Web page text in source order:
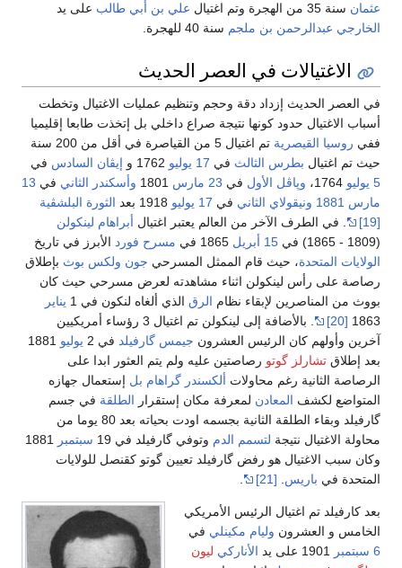
عثمان سنة 35 من الهجرة وتم اغتيال علي بن أبي طالب على يد
الخارجي عبدالرحمن بن ملجم سنة 40 للهجرة.
الاغتيالات في العصر الحديث
في العصر الحديث إزداد دقة وحجم وتنظيم عمليات الاغتيال وتخطت
أسباب الاغتيال حدود كونها نتيجة صراع داخلي بل إتخذت طابعا إقليميا
ففي روسيا القيصرية
تم اغتيال 5 من القياصرة في أقل من 200 سنة
حيث تم اغتيال بطرس الثالث في 17 يوليو إيڤان السادس في
5 يوليو
وپاڤل الأول في 23 مارس وأسكندر الثاني في 13
مارس 1881 ونيقولاي الثاني في 17 يوليو
الثورة البلشڤية
[19]
. في الطرف الآخر من العالم يعتبر اغتيال أبراهام لينكولن
(1809 - 1865) في
15 أبريل مسرح فورد الأبرز في تاريخ
الولايات المتحدة، حيث قام الممثل المسرحي جون ولكس بوث بإطلاق
رصاصة على رأس لينكولن اثناء مشاهدته لعرض مسرحي حيث كان
بووث من المناصرين لإبقاء نظام الرق الذي ألغاه لنكون في 1
يناير
1863
[20]
. بالأضافة إلى لينكولن تم اغتيال 3 رؤساء أمريكيين
آخرين وأولهم كان الرئيس العشرون جيمس گارفيلد في 2 يوليو 1881
بعد إطلاق تشارلز گوتو رصاصتين عليه ولم يتم العثور ابدا على
الرصاصة الثانية رغم محاولات ألكسندر گراهام بل إستعمال جهازه
المتواضع لكشف المعادن لمعرفة مكان إستقرار الطلقة في جسم
گارفيلد وبقاء الطلقة الثانية بجسمه اودت بحياته بعد 80 يوما من
محاولة الاغتيال نتيجة لتسمم الدم وتوفي گارفيلد في 19 سبتمبر
1881
وكان سبب الاغتيال هو رفض گارفيلد تعيين گوتو كقنصل للولايات
المتحدة في باريس [21]
بعد كارفيلد تم اغتيال الرئيس الأمريكي
الخامس و العشرون وليام مكينلي في
6 سبتمبر
الأناركي ليون